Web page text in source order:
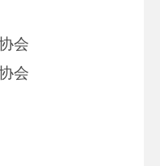
会
会